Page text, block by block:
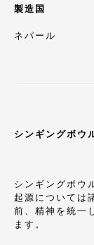
製造国
ネパール
シンギングボウ
シンギングボウ
起源については
前、精神を統一
ます。